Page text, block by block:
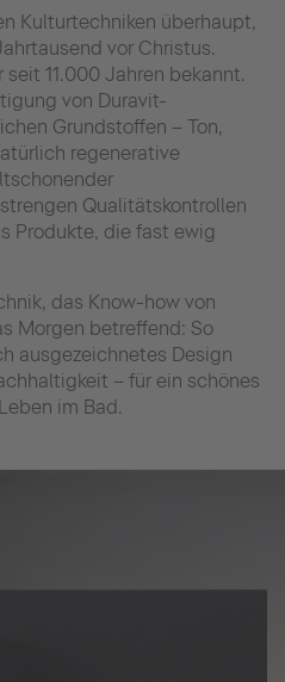
Kulturtechniken überhaupt,
vor Christus.
11.000 Jahren bekannt.
von Duravit-
Grundstoffen – Ton,
regenerative
Qualitätskontrollen
Produkte, die fast ewig
das Know-how von
Morgen betreffend: So
ausgezeichnetes Design
– für ein schönes
im Bad.